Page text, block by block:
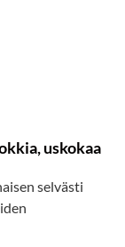
uskokaa
selvästi